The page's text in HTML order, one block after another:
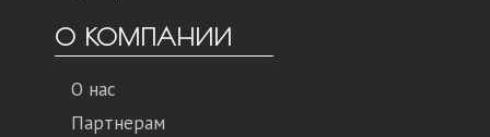
О КОМПАНИИ
О нас
Партнерам